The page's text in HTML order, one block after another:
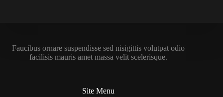
Faucibus ornare suspendisse sed nisigittis volutpat odio
facilisis mauris amet massa velit scelerisque.
Site Menu